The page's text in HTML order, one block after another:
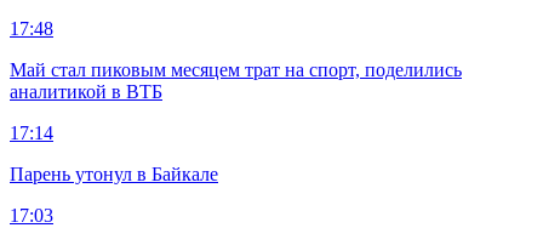
17:48
Май стал пиковым месяцем трат на спорт, поделились
аналитикой в ВТБ
17:14
Парень утонул в Байкале
17:03